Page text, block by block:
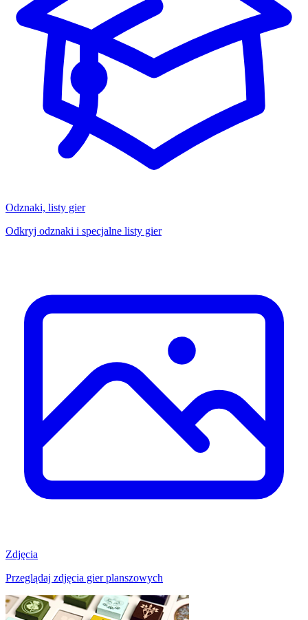
Odznaki, listy gier
Odkryj odznaki i specjalne listy gier
Zdjęcia
Przeglądaj zdjęcia gier planszowych